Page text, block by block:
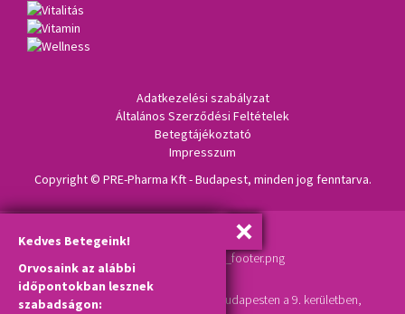
Kedves Betegeink!
Orvosaink az alábbi
időpontokban lesznek
szabadságon:
Adatkezelési szabályzat
Általános Szerződési Feltételek
Betegtájékoztató
Impresszum
Copyright © PRE-Pharma Kft - Budapest, minden jog fenntarva.
A bőrgyógyászat (magánrendelő) Budapesten a 9. kerületben,